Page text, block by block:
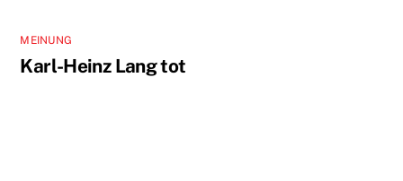
MEINUNG
Karl-Heinz Lang tot